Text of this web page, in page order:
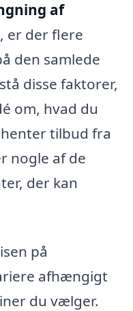
af
, er der flere
den samlede
disse faktorer,
om, hvad du
tilbud fra
nogle af de
der kan
på
afhængigt
du vælger.